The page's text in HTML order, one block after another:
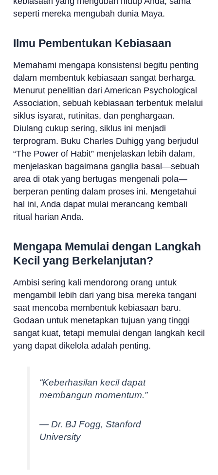
seperti mereka mengubah dunia Maya.
Ilmu Pembentukan Kebiasaan
Memahami mengapa konsistensi begitu penting
dalam membentuk kebiasaan sangat berharga.
Menurut penelitian dari American Psychological
Association, sebuah kebiasaan terbentuk melalui
siklus isyarat, rutinitas, dan penghargaan.
Diulang cukup sering, siklus ini menjadi
terprogram. Buku Charles Duhigg yang berjudul
“The Power of Habit” menjelaskan lebih dalam,
menjelaskan bagaimana ganglia basal—sebuah
area di otak yang bertugas mengenali pola—
berperan penting dalam proses ini. Mengetahui
hal ini, Anda dapat mulai merancang kembali
ritual harian Anda.
Mengapa Memulai dengan Langkah
Kecil yang Berkelanjutan?
Ambisi sering kali mendorong orang untuk
mengambil lebih dari yang bisa mereka tangani
saat mencoba membentuk kebiasaan baru.
Godaan untuk menetapkan tujuan yang tinggi
sangat kuat, tetapi memulai dengan langkah kecil
yang dapat dikelola adalah penting.
“Keberhasilan kecil dapat
membangun momentum.”
— Dr. BJ Fogg, Stanford
University